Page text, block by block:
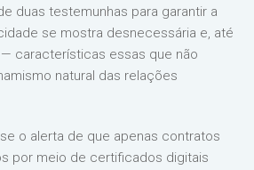
duas testemunhas para garantir a
se mostra desnecessária e, até
características essas que não
natural das relações
o alerta de que apenas contratos
por meio de certificados digitais